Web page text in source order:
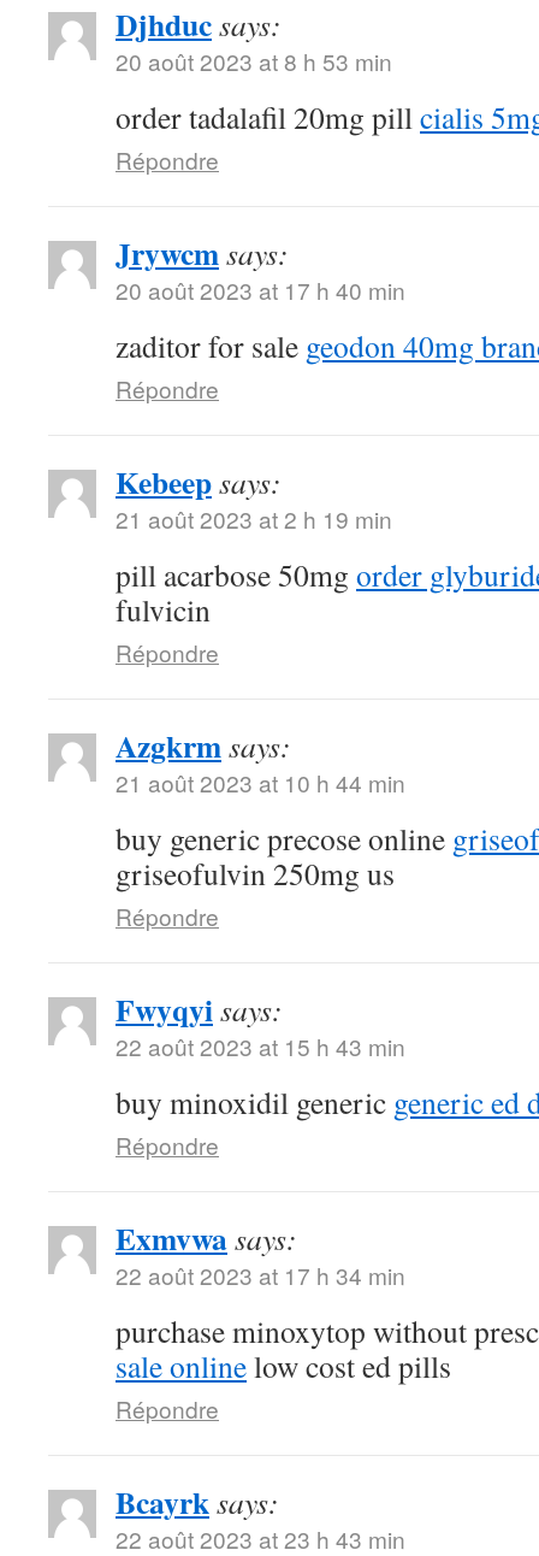
Djhducsays:
20 août 2023 at 8 h 53 min
order tadalafil 20mg pillcialis
Répondre
Jrywcmsays:
20 août 2023 at 17 h 40 min
zaditor for sale geodon 40mg
Répondre
Kebeepsays:
21 août 2023 at 2 h 19 min
pill acarbose 50mg order
fulvicin
Répondre
Azgkrmsays:
21 août 2023 at 10 h 44 min
buy generic precose online
griseofulvin 250mg us
Répondre
Fwyqyisays:
22 août 2023 at 15 h 43 min
buy minoxidil generic generic ed
Répondre
Exmvwasays:
22 août 2023 at 17 h 34 min
purchase minoxytop without
sale onlinelow cost ed pills
Répondre
Bcayrksays:
22 août 2023 at 23 h 43 min